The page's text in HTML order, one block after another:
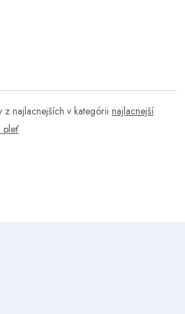
najlacnejších v kategórii najlacnejší
pleť